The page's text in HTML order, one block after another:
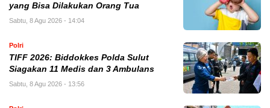
yang Bisa Dilakukan Orang Tua
Sabtu, 8 Agu 2026 - 14:04
Polri
TIFF 2026: Biddokkes Polda Sulut
Siagakan 11 Medis dan 3 Ambulans
Sabtu, 8 Agu 2026 - 13:56